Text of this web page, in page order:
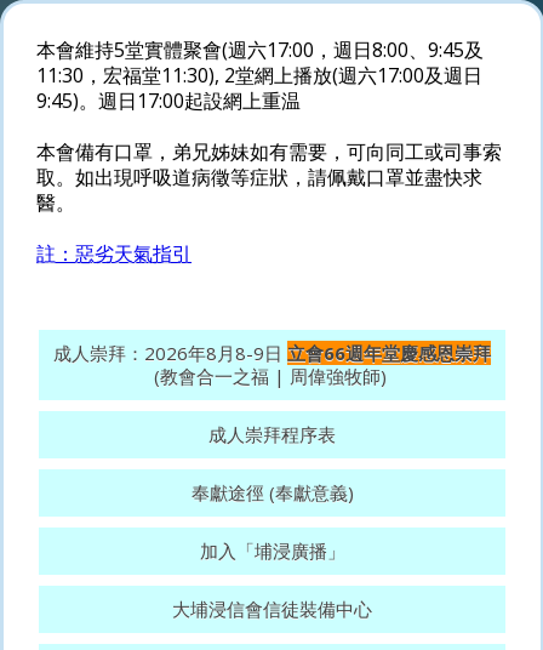
本會維持5堂實體聚會(週六17:00，週日8:00、9:45及
11:30，宏福堂11:30), 2堂網上播放(週六17:00及週日
9:45)。週日17:00起設網上重温
本會備有口罩，弟兄姊妹如有需要，可向同工或司事索
取。如出現呼吸道病徵等症狀，請佩戴口罩並盡快求
醫。
註：惡劣天氣指引
成人崇拜：2026年8月8-9日 立會66週年堂慶感恩崇拜
(教會合一之福 | 周偉強牧師)
成人崇拜程序表
奉獻途徑 (奉獻意義)
加入「埔浸廣播」
大埔浸信會信徒裝備中心